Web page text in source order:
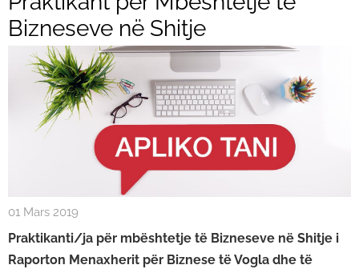
Bizneseve në Shitje
01 Mars 2019
Praktikanti/ja për mbështetje të Bizneseve në Shitje i
Raporton Menaxherit për Biznese të Vogla dhe të